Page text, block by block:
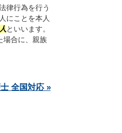
律行為を行う
にことを本人
といいます。
場合に、親族
全国対応 »